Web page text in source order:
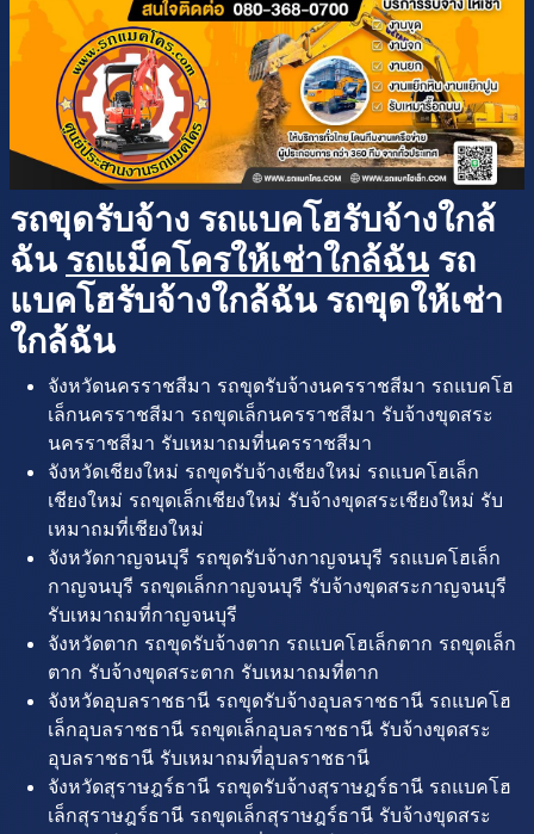
รถขุดรับจ้าง รถแบคโฮรับจ้างใกล้
ฉัน รถแม็คโครให้เช่าใกล้ฉัน รถ
แบคโฮรับจ้างใกล้ฉัน รถขุดให้เช่า
ใกล้ฉัน
จังหวัดนครราชสีมา รถขุดรับจ้างนครราชสีมา รถแบคโฮ
เล็กนครราชสีมา รถขุดเล็กนครราชสีมา รับจ้างขุดสระ
นครราชสีมา รับเหมาถมที่นครราชสีมา
จังหวัดเชียงใหม่ รถขุดรับจ้างเชียงใหม่ รถแบคโฮเล็ก
เชียงใหม่ รถขุดเล็กเชียงใหม่ รับจ้างขุดสระเชียงใหม่ รับ
เหมาถมที่เชียงใหม่
จังหวัดกาญจนบุรี รถขุดรับจ้างกาญจนบุรี รถแบคโฮเล็ก
กาญจนบุรี รถขุดเล็กกาญจนบุรี รับจ้างขุดสระกาญจนบุรี
รับเหมาถมที่กาญจนบุรี
จังหวัดตาก รถขุดรับจ้างตาก รถแบคโฮเล็กตาก รถขุดเล็ก
ตาก รับจ้างขุดสระตาก รับเหมาถมที่ตาก
จังหวัดอุบลราชธานี รถขุดรับจ้างอุบลราชธานี รถแบคโฮ
เล็กอุบลราชธานี รถขุดเล็กอุบลราชธานี รับจ้างขุดสระ
อุบลราชธานี รับเหมาถมที่อุบลราชธานี
จังหวัดสุราษฎร์ธานี รถขุดรับจ้างสุราษฎร์ธานี รถแบคโฮ
เล็กสุราษฎร์ธานี รถขุดเล็กสุราษฎร์ธานี รับจ้างขุดสระ